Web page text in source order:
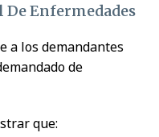
Enfermedades
a los demandantes
de
que: